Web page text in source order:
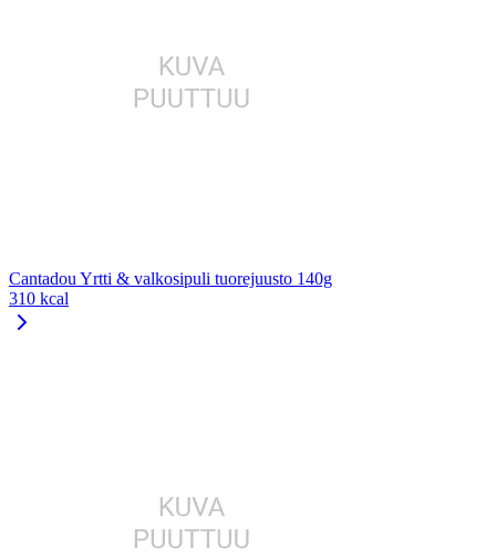
Cantadou Yrtti & valkosipuli tuorejuusto 140g
310 kcal